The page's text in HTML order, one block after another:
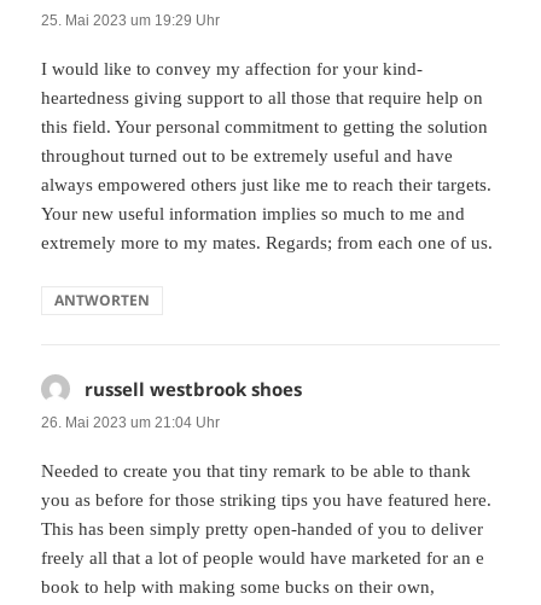
25. Mai 2023 um 19:29 Uhr
I would like to convey my affection for your kind-
heartedness giving support to all those that require help on
this field. Your personal commitment to getting the solution
throughout turned out to be extremely useful and have
always empowered others just like me to reach their targets.
Your new useful information implies so much to me and
extremely more to my mates. Regards; from each one of us.
ANTWORTEN
russell westbrook shoes
26. Mai 2023 um 21:04 Uhr
Needed to create you that tiny remark to be able to thank
you as before for those striking tips you have featured here.
This has been simply pretty open-handed of you to deliver
freely all that a lot of people would have marketed for an e
book to help with making some bucks on their own,